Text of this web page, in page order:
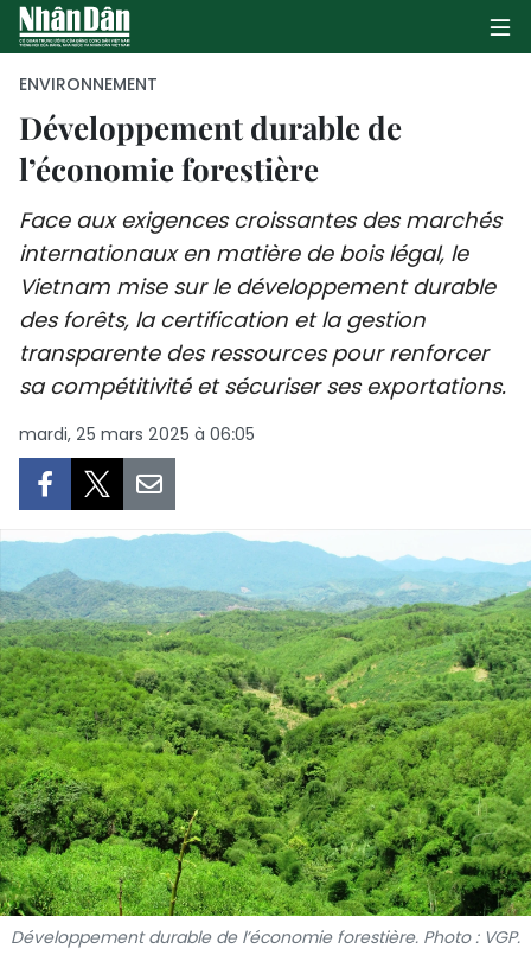
PAGE D'ACCUEIL
POLITIQUE
ÉCONOMIE
SOCIÉTÉ
CULTURE
TOURISME
FRANCOPHONIE
PAYS NATAL
INTERNATIONAL
MÉGASTORIE
INFOGRAPHIE
PHOTO
ENVIRONNEMENT
Développement durable de
l’économie forestière
Face aux exigences croissantes des marchés
internationaux en matière de bois légal, le
Vietnam mise sur le développement durable
des forêts, la certification et la gestion
transparente des ressources pour renforcer
sa compétitivité et sécuriser ses exportations.
mardi, 25 mars 2025 à 06:05
Développement durable de l’économie forestière. Photo : VGP.